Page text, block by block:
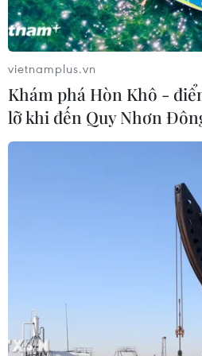
mạo để trở nên tự tin, hạnh
Vitamin và thực phẩm
Không phải thuốc thần!
vietnamplus.vn
Khám phá Hòn Khô -
lỡ khi đến Quy Nhơn